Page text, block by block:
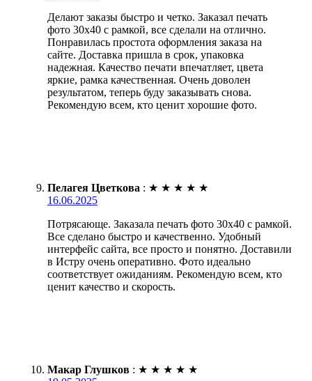
Делают заказы быстро и четко. Заказал печать
фото 30х40 с рамкой, все сделали на отлично.
Понравилась простота оформления заказа на
сайте. Доставка пришла в срок, упаковка
надежная. Качество печати впечатляет, цвета
яркие, рамка качественная. Очень доволен
результатом, теперь буду заказывать снова.
Рекомендую всем, кто ценит хорошие фото.
Пелагея Цветкова : ★ ★ ★ ★ ★
16.06.2025
Потрясающе. Заказала печать фото 30х40 с рамкой.
Все сделано быстро и качественно. Удобный
интерфейс сайта, все просто и понятно. Доставили
в Истру очень оперативно. Фото идеально
соответствует ожиданиям. Рекомендую всем, кто
ценит качество и скорость.
Макар Глушков : ★ ★ ★ ★ ★